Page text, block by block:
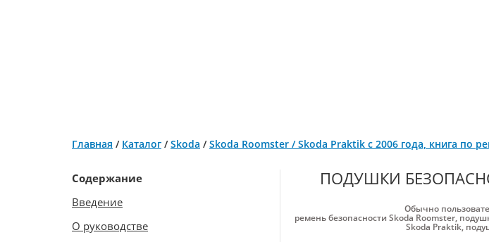
Главная / Каталог /Skoda /Skoda Roomster / Skoda Praktik с 2006 года, книга по
Содержание
Введение
О руководстве
ПОДУШКИ
Обычно
ремень безопасности Skoda Roomster,
Skoda Praktik,